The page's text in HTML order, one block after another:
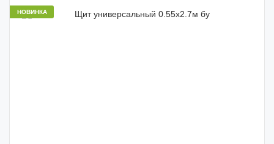
НОВИНКА